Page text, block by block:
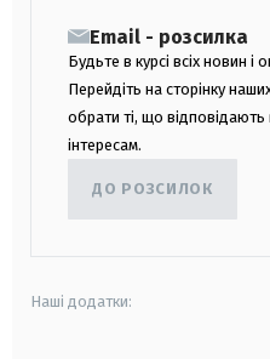
Email - розсилка
Будьте в курсі всіх новин і
Перейдіть на сторінку
обрати ті, що
інтересам.
ДО РОЗСИЛОК
Наші додатки: